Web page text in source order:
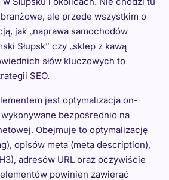
ale przede wszystkim o
jak „naprawa samochodów
Słupsk” czy „sklep z kawą
słów kluczowych to
SEO.
jest optymalizacja on-
wykonywane bezpośrednio na
Obejmuje to optymalizację
opisów meta (meta description),
adresów URL oraz oczywiście
powinien zawierać